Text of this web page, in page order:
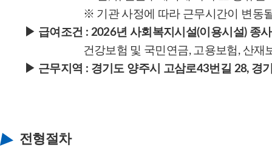
※ 기관 사정에 따라 근무시간이 변동
▶ 급여조건 : 2026년 사회복지시설(이용시설) 종
건강보험 및 국민연금, 고용보험, 산재
▶ 근무지역 : 경기도 양주시 고삼로43번길 28, 경
전형절차